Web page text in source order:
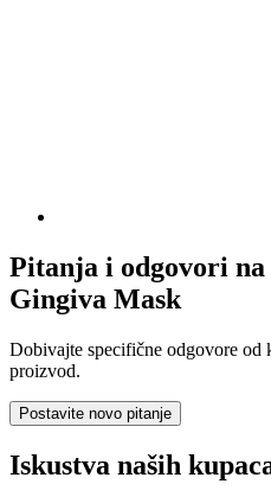
Pitanja i odgovori
Gingiva Mask
Dobivajte specifične odgovore od
proizvod.
Postavite novo pitanje
Iskustva naših